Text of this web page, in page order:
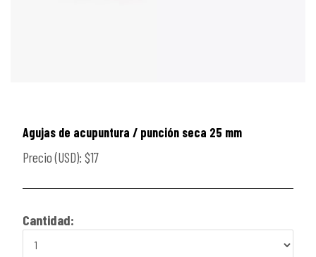
Agujas de acupuntura / punción seca 25 mm
Precio (USD): $17
Cantidad: